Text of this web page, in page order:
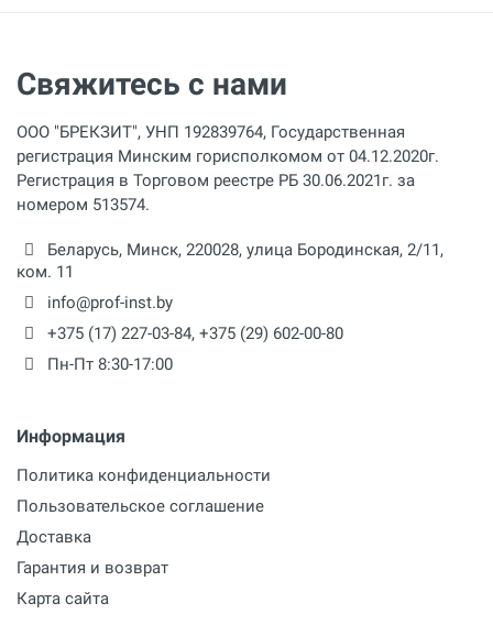
Свяжитесь с нами
ООО "БРЕКЗИТ", УНП 192839764, Государственная
регистрация Минским горисполкомом от 04.12.2020г.
Регистрация в Торговом реестре РБ 30.06.2021г. за
номером 513574.
Беларусь, Минск, 220028, улица Бородинская, 2/11,
ком. 11
info@prof-inst.by
+375 (17) 227-03-84, +375 (29) 602-00-80
Пн-Пт 8:30-17:00
Информация
Политика конфиденциальности
Пользовательское соглашение
Доставка
Гарантия и возврат
Карта сайта